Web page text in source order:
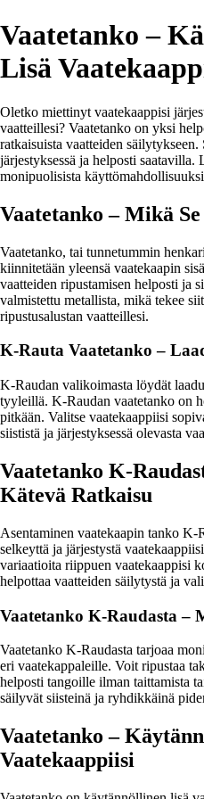
Vaatetanko –
Lisä
Oletko miettinyt vaatekaappisi
vaatteillesi? Vaatetanko on yksi
ratkaisuista vaatteiden säilytykseen.
järjestyksessä ja helposti saatavilla.
monipuolisista
Vaatetanko – Mikä
Vaatetanko, tai tunnetummin
kiinnitetään yleensä vaatekaapin
vaatteiden ripustamisen helposti ja
valmistettu metallista, mikä tekee
ripustusalustan vaatteillesi.
K-Rauta Vaatetanko –
K-Raudan valikoimasta löydät
tyyleillä. K-Raudan vaatetanko on
pitkään. Valitse vaatekaappiisi
siististä ja järjestyksessä olevasta
Vaatetanko K-
Kätevä Ratkaisu
Asentaminen vaatekaapin tanko K-
selkeyttä ja järjestystä
variaatioita riippuen vaatekaappisi
helpottaa vaatteiden säilytystä ja
Vaatetanko K-Raudasta –
Vaatetanko K-Raudasta tarjoaa
eri vaatekappaleille. Voit ripustaa
helposti tangoille ilman taittamista
säilyvät siisteinä ja ryhdikkäinä
Vaatetanko –
Vaatekaappiisi